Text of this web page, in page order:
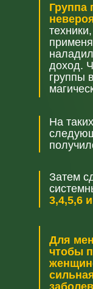
Группа
доход.
группы
На
Затем
3,4,5,6
Для
чтобы